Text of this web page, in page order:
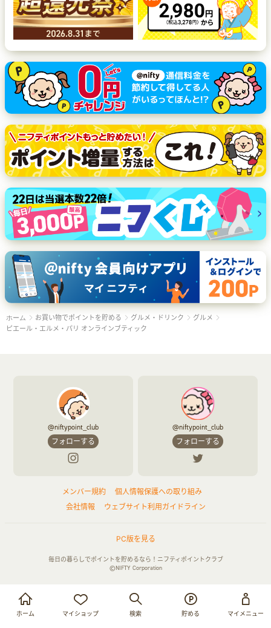
お買い物・サービス利用で貯める
ログイン
ホーム マイショップ 検索 貯める マイメニュー
ホーム お買い物でポイントを貯める グルメ・ドリンク
グルメ
ピエール・エルメ・パリ オンラインブティック
@niftypoint_club
フォローする
@niftypoint_club
フォローする
メンバー規約
個人情報保護への取り組み
会社情報
ウェブサイト利用ガイドライン
PC版を見る
毎日の暮らしでポイントを貯めるなら！ニフティポイントクラブ
©NIFTY Corporation